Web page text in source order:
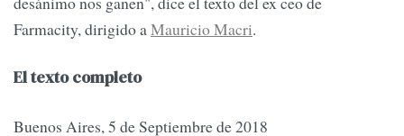
Farmacity, dirigido aMauricio Macri.
El texto completo
Buenos Aires, 5 de Septiembre de 2018